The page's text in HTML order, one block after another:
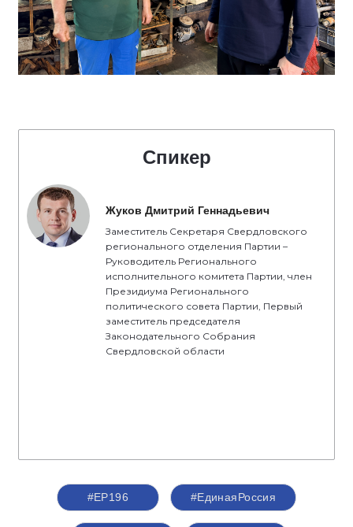
Спикер
Жуков Дмитрий Геннадьевич
Заместитель Секретаря Свердловского
регионального отделения Партии –
Руководитель Регионального
исполнительного комитета Партии, член
Президиума Регионального
политического совета Партии, Первый
заместитель председателя
Законодательного Собрания
Свердловской области
#ЕР196 #‎ЕдинаяРоссия